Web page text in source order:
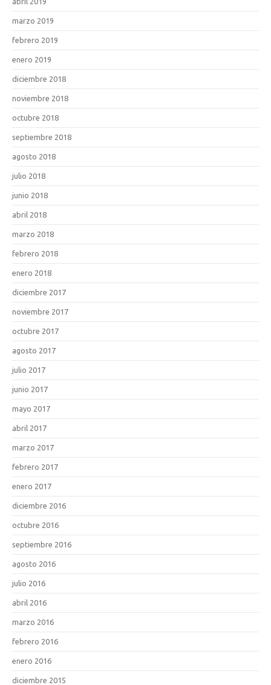
marzo 2019
febrero 2019
enero 2019
diciembre 2018
noviembre 2018
octubre 2018
septiembre 2018
agosto 2018
julio 2018
junio 2018
abril 2018
marzo 2018
febrero 2018
enero 2018
diciembre 2017
noviembre 2017
octubre 2017
agosto 2017
julio 2017
junio 2017
mayo 2017
abril 2017
marzo 2017
febrero 2017
enero 2017
diciembre 2016
octubre 2016
septiembre 2016
agosto 2016
julio 2016
abril 2016
marzo 2016
febrero 2016
enero 2016
diciembre 2015